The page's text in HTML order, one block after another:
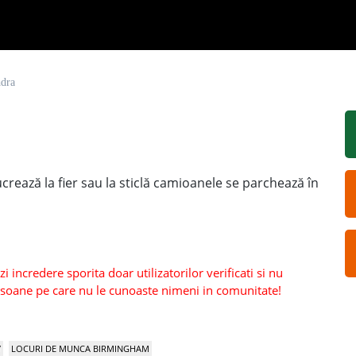
la fier sau la sticlă camioanele se parchează în
incredere sporita doar utilizatorilor verificati si nu
pe care nu le cunoaste nimeni in comunitate!
LOCURI DE MUNCA BIRMINGHAM